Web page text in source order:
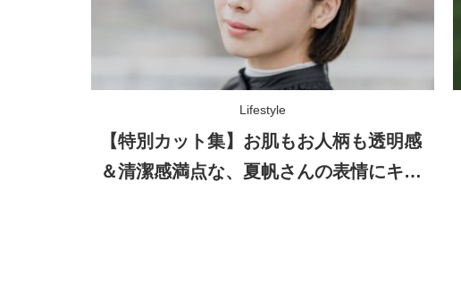
Lifestyle
【特別カット集】お肌もお人柄も透明感
＆清潔感満点な、夏帆さんの表情にキュ